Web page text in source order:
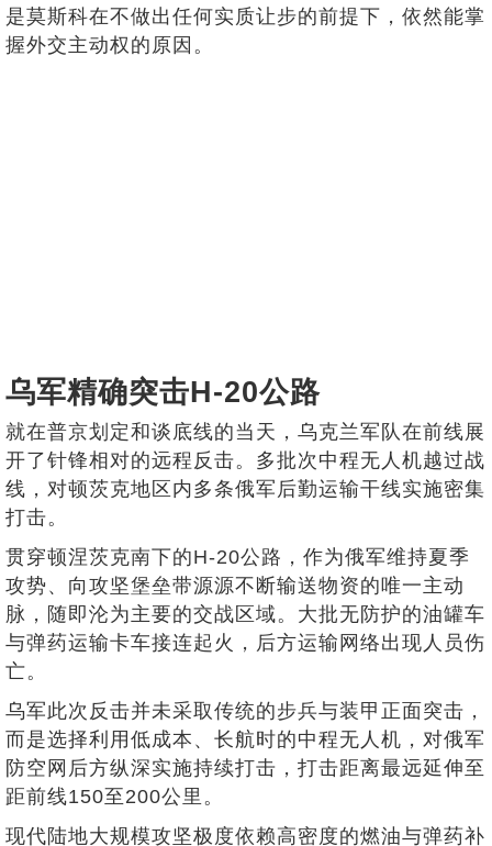
是莫斯科在不做出任何实质让步的前提下，依然能掌
握外交主动权的原因。
乌军精确突击H-20公路
就在普京划定和谈底线的当天，乌克兰军队在前线展
开了针锋相对的远程反击。多批次中程无人机越过战
线，对顿茨克地区内多条俄军后勤运输干线实施密集
打击。
贯穿顿涅茨克南下的H-20公路，作为俄军维持夏季
攻势、向攻坚堡垒带源源不断输送物资的唯一主动
脉，随即沦为主要的交战区域。大批无防护的油罐车
与弹药运输卡车接连起火，后方运输网络出现人员伤
亡。
乌军此次反击并未采取传统的步兵与装甲正面突击，
而是选择利用低成本、长航时的中程无人机，对俄军
防空网后方纵深实施持续打击，打击距离最远延伸至
距前线150至200公里。
现代陆地大规模攻坚极度依赖高密度的燃油与弹药补